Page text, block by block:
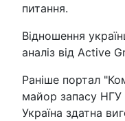
питання.
Відношення
аналіз від Active
Раніше портал
майор запасу
Україна здатна